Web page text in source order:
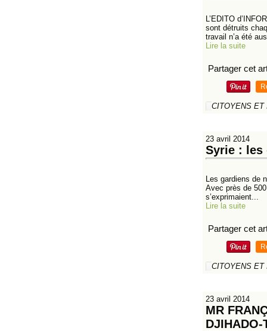
L’EDITO
sont détruits
travail n’a été
Lire la suite
Partager cet
CITOYENS ET
23 avril 2014
Syrie : les
Les gardiens de
Avec près de
s’exprimaient...
Lire la suite
Partager cet
CITOYENS ET
23 avril 2014
MR
DJIHADO-